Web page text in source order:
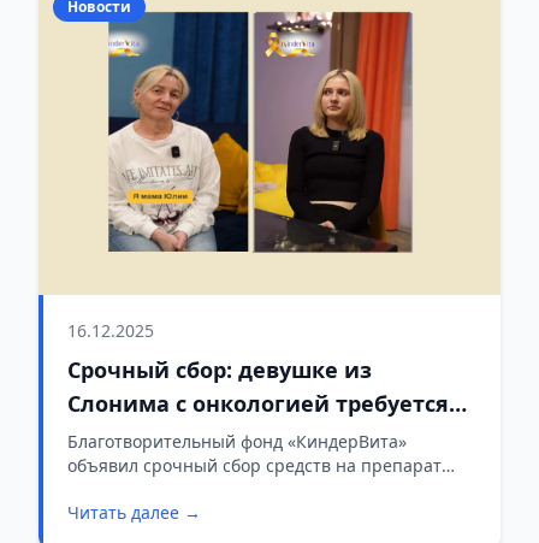
Новости
16.12.2025
Срочный сбор: девушке из
Слонима с онкологией требуется
препарат «Витракви», который
стоит 48 780 евро
Благотворительный фонд «КиндерВита»
объявил срочный сбор средств на препарат
заболеванием. Запас лекарства у Юлии
Читать далее →